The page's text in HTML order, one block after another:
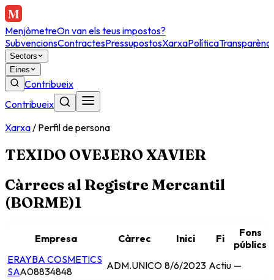
MenjòmetreOn van els teus impostos?
SubvencionsContractesPressupostosXarxaPolítica
Sectors
Eines
Contribueix
Contribueix
Xarxa/ Perfil de persona
TEXIDO OVEJERO XAVIER
Càrrecs al Registre Mercantil
(BORME)1
Empresa Càrrec Inici Fi
Fons
públics
ERAYBA COSMETICS
SAA08834848 ADM.UNICO 8/6/2023 Actiu —